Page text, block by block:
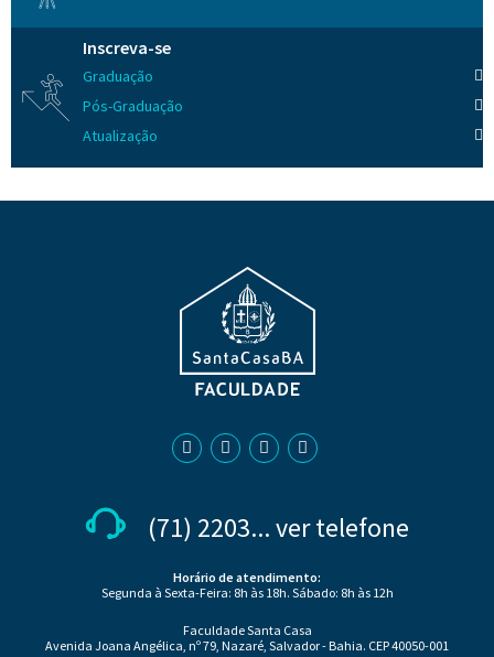
Inscreva-se
Graduação
Pós-Graduação
Atualização
(71) 2203... ver telefone
Horário de atendimento:
Segunda à Sexta-Feira: 8h às 18h. Sábado: 8h às 12h
Faculdade Santa Casa
Avenida Joana Angélica, nº 79, Nazaré, Salvador - Bahia. CEP 40050-001